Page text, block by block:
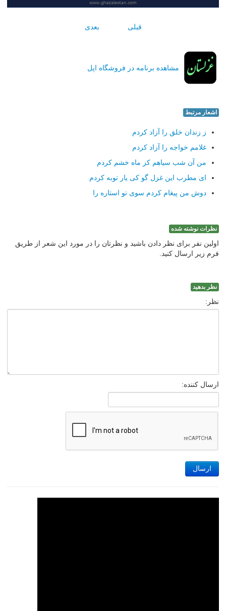
قبلی بعدی
مشاهده برنامه در فروشگاه اپل
اشعار مرتبط
ز زندان خلق را آزاد كردم
غلامم خواجه را آزاد كردم
من آن شب سیاهم كز ماه خشم كردم
ای مطرب این غزل گو كی یار توبه كردم
دوش من پیغام كردم سوی تو استاره را
نظرات نوشته شده
اولین نفر برای نظر دادن باشید و نظرتان را در مورد این شعر از طریق
فرم زیر ارسال کنید.
نظر بدهید
نظر:
ارسال کننده:
ارسال